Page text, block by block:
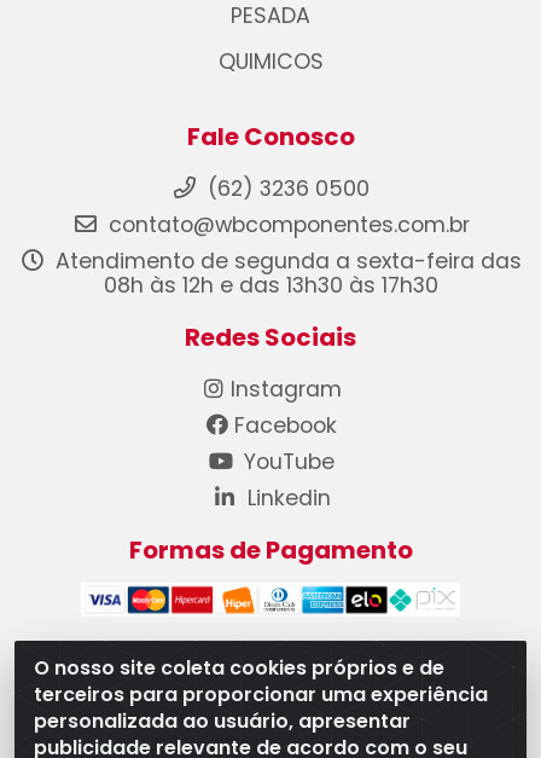
O nosso site coleta cookies próprios e de
terceiros para proporcionar uma experiência
personalizada ao usuário, apresentar
publicidade relevante de acordo com o seu
PESADA
QUIMICOS
Fale Conosco
(62) 3236 0500
contato@wbcomponentes.com.br
Atendimento de segunda a sexta-feira das
08h às 12h e das 13h30 às 17h30
Redes Sociais
Instagram
Facebook
YouTube
Linkedin
Formas de Pagamento
WB Componentes Automotivos LTDA - CNPJ
08.528.393/0001-12 - Rua do Níquel, 667 - Parque
Oeste Industrial, Goiânia/GO - CEP 74375-660